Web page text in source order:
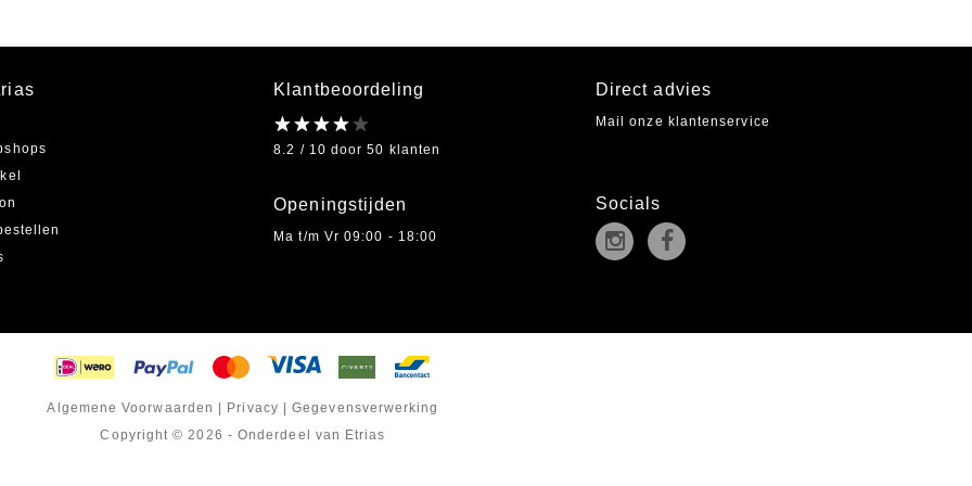
Klantbeoordeling
8.2 / 10 door 50 klanten
Openingstijden
Ma t/m Vr 09:00 - 18:00
Direct advies
Mail onze klantenservice
Socials
Algemene Voorwaarden Privacy |Gegevensverwerking
Copyright © 2026 - Onderdeel van Etrias